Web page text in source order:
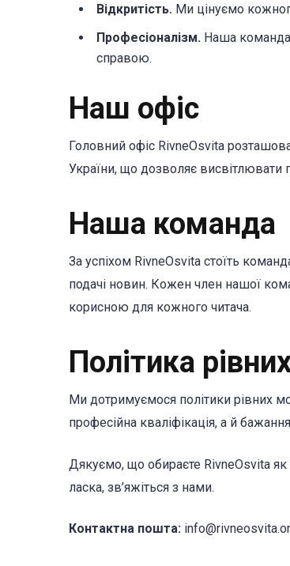
Відкритість. Ми цінуємо
Професіоналізм. Наша команда
справою.
Наш офіс
Головний офіс RivneOsvita
України, що дозволяє висвітлювати
Наша команда
За успіхом RivneOsvita стоїть
подачі новин. Кожен член нашої
корисною для кожного читача.
Політика
Ми дотримуємося політики рівних
професійна кваліфікація, а й
Дякуємо, що обираєте RivneOsvita
ласка, зв’яжіться з нами.
Контактна пошта: